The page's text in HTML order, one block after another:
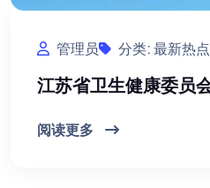
管理员 分类: 最新热点
阅读更多